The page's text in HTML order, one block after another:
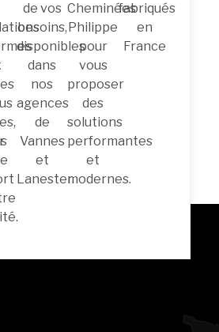
de vos
besoins,
disponibles
dans
nos
agences
de
Vannes
et
Lanester.
Cheminées
Philippe
pour
vous
proposer
des
solutions
performantes
et
modernes.
fabriqués
en
France